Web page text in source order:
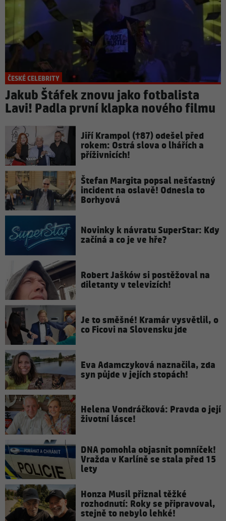
ČESKÉ CELEBRITY
Jakub Štáfek znovu jako fotbalista
Lavi! Padla první klapka nového filmu
Jiří Krampol (†87) odešel před
rokem: Ostrá slova o lhářích a
příživnicích!
Štefan Margita popsal nešťastný
incident na oslavě! Odnesla to
Borhyová
Novinky k návratu SuperStar: Kdy
začíná a co je ve hře?
Robert Jašków si postěžoval na
diletanty v televizích!
Je to směšné! Kramár vysvětlil, o
co Ficovi na Slovensku jde
Eva Adamczyková naznačila, zda
syn půjde v jejích stopách!
Helena Vondráčková: Pravda o její
životní lásce!
DNA pomohla objasnit pomníček!
Vražda v Karlíně se stala před 15
lety
Honza Musil přiznal těžké
rozhodnutí: Roky se připravoval,
stejně to nebylo lehké!